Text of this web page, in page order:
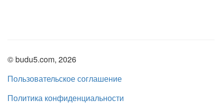
© budu5.com, 2026
Пользовательское соглашение
Политика конфиденциальности